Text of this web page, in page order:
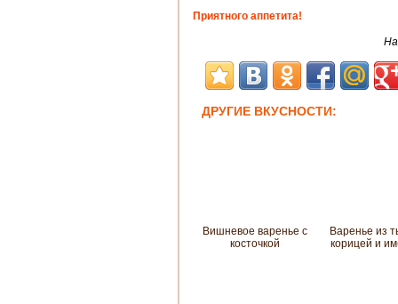
Приятного аппетита!
ДРУГИЕ ВКУСНОСТИ:
Вишневое варенье с
косточкой
Варенье из
корицей и